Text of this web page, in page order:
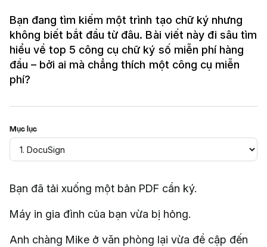
Bạn đang tìm kiếm một trình tạo chữ ký nhưng
không biết bắt đầu từ đâu. Bài viết này đi sâu tìm
hiểu về top 5 công cụ chữ ký số miễn phí hàng
đầu – bởi ai mà chẳng thích một công cụ miễn
phí?
Mục lục
Bạn đã tải xuống một bản PDF cần ký.
Máy in gia đình của bạn vừa bị hỏng.
Anh chàng Mike ở văn phòng lại vừa đề cập đến